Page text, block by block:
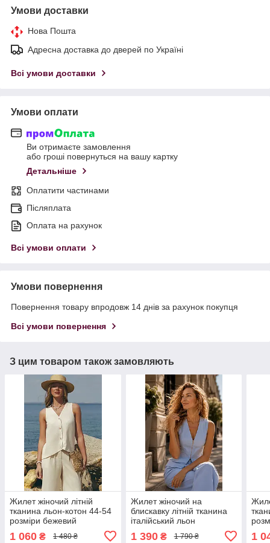
Умови доставки
Нова Пошта
Адресна доставка до дверей по Україні
Всі умови доставки
Умови оплати
Ви отримаєте замовлення
або гроші повернуться на вашу картку
Детальніше
Оплатити частинами
Післяплата
Оплата на рахунок
Всі умови оплати
Умови повернення
Повернення товару впродовж 14 днів за рахунок покупця
Всі умови повернення
З цим товаром також замовляють
Жилет жіночий літній
тканина льон-котон 44-54
розміри бежевий
1 060 ₴ 1 480 ₴
Жилет жіночий на
блискавку літній тканина
італійський льон
блакитний 44-54 розміри
1 390₴ 1 790 ₴ 1